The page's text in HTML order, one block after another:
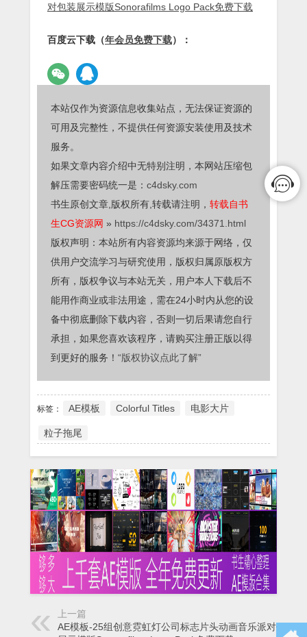
对包装展示模版Sonorafilms Logo Pack免费下载
百度云下载（年会员免费下载）：
本站仅作为资源信息收集站点，无法保证资源的
可用及完整性，不提供任何资源安装使用及技术
服务。
如果文章内容介绍中无特别注明，本网站压缩包
解压需要密码统一是： c4dsky.com
书生原创文章,版权所有,转载请注明， 转载自书
生CG资源网 » https://c4dsky.com/34371.html
版权声明：本站所有内容资源均来源于网络，仅
供用户交流学习与研究使用，版权归属原版权方
所有，版权争议与本站无关，用户本人下载后不
能用作商业或非法用途，需在24小时内从您的设
备中彻底删除下载内容，否则一切后果请您自行
承担，如果您喜欢该程序，请购买注册正版以得
到更好的服务！ “版权协议点此了解”
标签： AE模板 Colorful Titles 电影大片
粒子拖尾
上一篇
AE模板-25组创意霓虹灯公司标志片头动画音乐派对包装